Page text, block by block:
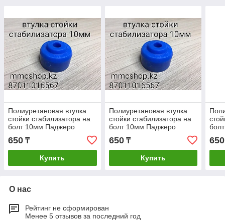
Полиуретановая втулка
стойки стабилизатора на
болт 10мм Паджеро
монтеро делика прадо
montero sport prado
650 ₸
Купить
Полиуретановая втулка
стойки стабилизатора на
болт 10мм Паджеро
монтеро делика прадо
montero sport prado
650₸
Купить
650
О нас
Рейтинг не сформирован
Менее 5 отзывов за последний год